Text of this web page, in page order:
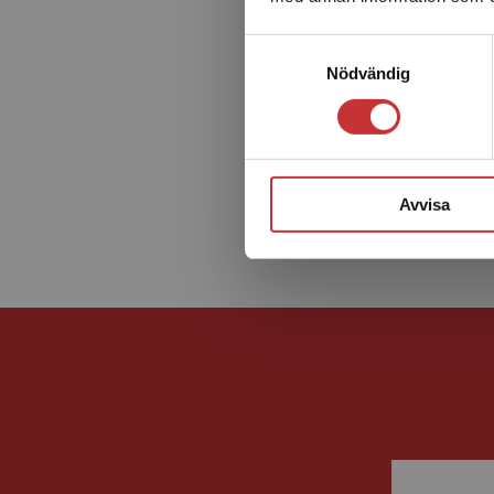
Nödvändig
Avvisa